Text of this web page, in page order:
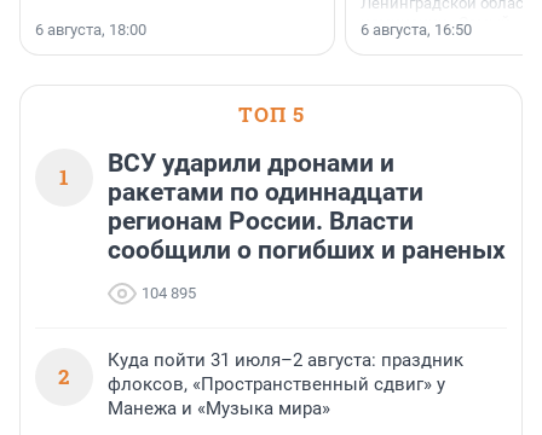
6 августа, 18:00
номинации «Самый
застройщик
области».
6 августа, 16:50
ТОП 5
1
ВСУ ударили дронами и
ракетами по одиннадцати
регионам России. Власти
сообщили о погибших и раненых
104 895
2
Куда пойти 31 июля–2 августа: праздник
флоксов, «Пространственный сдвиг» у
Манежа и «Музыка мира»